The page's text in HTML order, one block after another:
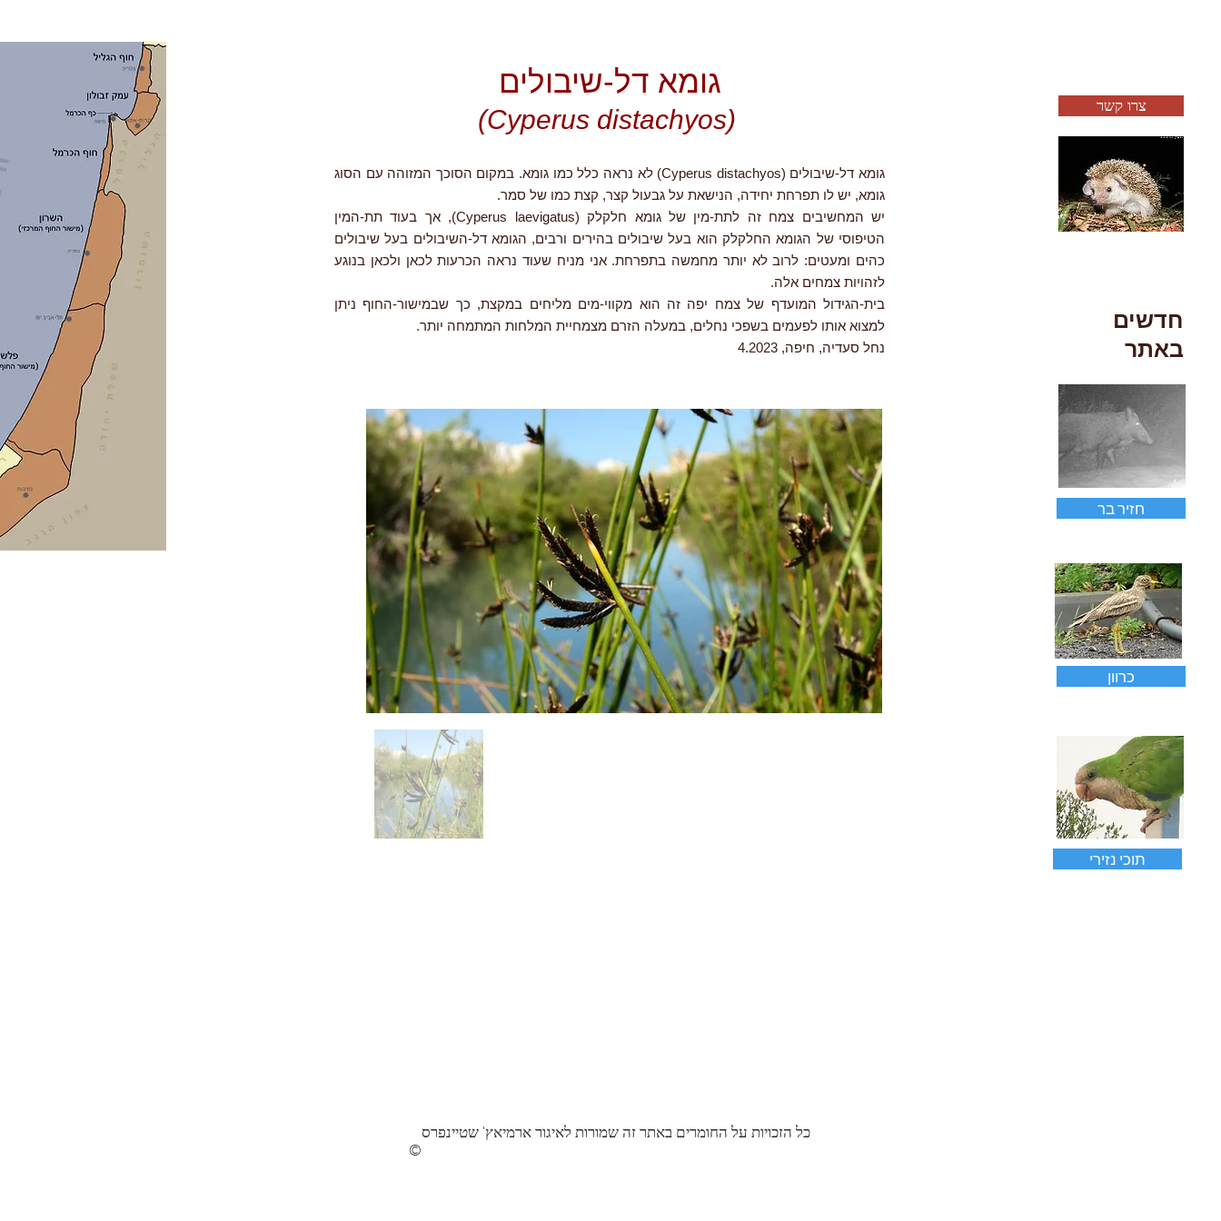
גומא דל-שיבולים
(Cyperus distachyos)
גומא דל-שיבולים (Cyperus distachyos) לא נראה כלל כמו גומא. במקום הסוכך המזוהה עם הסוג
גומא, יש לו תפרחת יחידה, הנישאת על גבעול קצר, קצת כמו של סמר.
יש המחשיבים צמח זה לתת-מין של גומא חלקלק (Cyperus laevigatus), אך בעוד תת-המין
הטיפוסי של הגומא החלקלק הוא בעל שיבולים בהירים ורבים, הגומא דל-השיבולים בעל שיבולים
כהים ומעטים: לרוב לא יותר מחמשה בתפרחת. אני מניח שעוד נראה הכרעות לכאן ולכאן בנוגע
לזהויות צמחים אלה.
בית-הגידול המועדף של צמח יפה זה הוא מקווי-מים מליחים במקצת, כך שבמישור-החוף ניתן
למצוא אותו לפעמים בשפכי נחלים, במעלה הזרם מצמחיית המלחות המתמחה יותר.
נחל סעדיה, חיפה, 4.2023
צרו קשר
כרוון
חזיר בר
חדשים
באתר
תוכי נזירי
©